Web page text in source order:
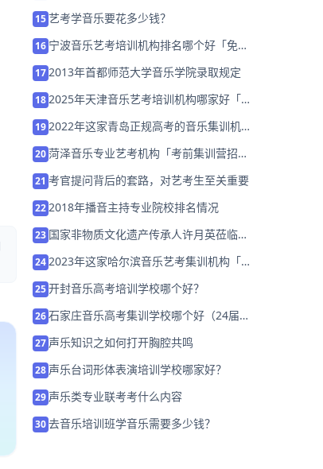
15艺考学音乐要花多少钱？
16 宁波音乐艺考培训机构排名哪个好「免费
172013年首都师范大学音乐学院录取规定
182025年天津音乐艺考培训机构哪家好「集
192022年这家青岛正规高考的音乐集训机
20菏泽音乐专业艺考机构「考前集训营招生
21 考官提问背后的套路，对艺考生至关重要
222018年播音主持专业院校排名情况
23 国家非物质文化遗产传承人许月英莅临风
242023年这家哈尔滨音乐艺考集训机构「考
25开封音乐高考培训学校哪个好？
26石家庄音乐高考集训学校哪个好（24届怎
27 声乐知识之如何打开胸腔共鸣
28 声乐台词形体表演培训学校哪家好？
29 声乐类专业联考考什么内容
30去音乐培训班学音乐需要多少钱？